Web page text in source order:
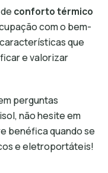
conforto térmico
com o bem-
que
e valorizar
perguntas
não hesite em
benéfica quando se
e eletroportáteis!